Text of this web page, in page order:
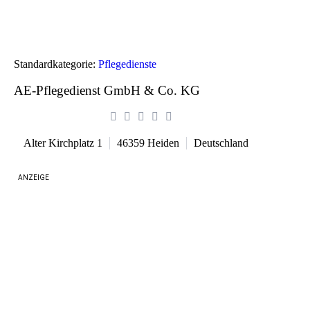
Standardkategorie: Pflegedienste
AE-Pflegedienst GmbH & Co. KG
Alter Kirch­platz 1 46359 Heiden Deutschland
ANZEIGE